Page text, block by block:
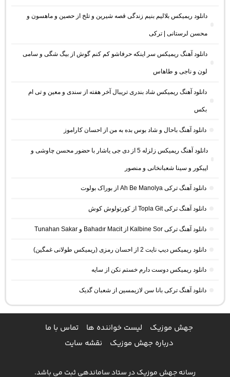
دانلود ریمیکس بلالیم بنیم زندگی قصه شیرین و تلخ از حصین و ماهسون و
محسن لرستانی | ترکی
دانلود آهنگ ریمیکس سر اینکه حرفاشو کم کنم گوش از بیگ شگی و سامی
لون و ناجی و طاهاس
دانلود آهنگ ریمیکس شاد بندری تریبال آخر هفته از سندی و معین و تی ام
بکس
دانلود آهنگ باحال و شاد بوس بده به من از احسان کاراموز
دانلود آهنگ ریمیکس زلزله 5 از دی جی یاشار با حضور محسن چاوشی و
اپیکور و سینا شعبانخانی و منصور
دانلود آهنگ ترکی Ah Be Manolya از بوراک بولوت
دانلود آهنگ ترکی Topla Git از کورتولوش کوش
دانلود آهنگ ترکی Kalbine Sor از Bahadır Macit و Tunahan Sakar
دانلود ریمیکس دیپ نایت 2 از احسان رمزی (ریمیکس طولانی غمگین)
دانلود ریمیکس دوست دارم خستم نکن از سایه
دانلود آهنگ ترکی بانا سن لازیمسین از شعبان گدیک
جهش موزیک لیست خواننده ها
تماس با ما
درباره جهش موزیک
نقشه سایت
رسانه جهش موزیک در ستاد ساماندهی ثبت می باشد.